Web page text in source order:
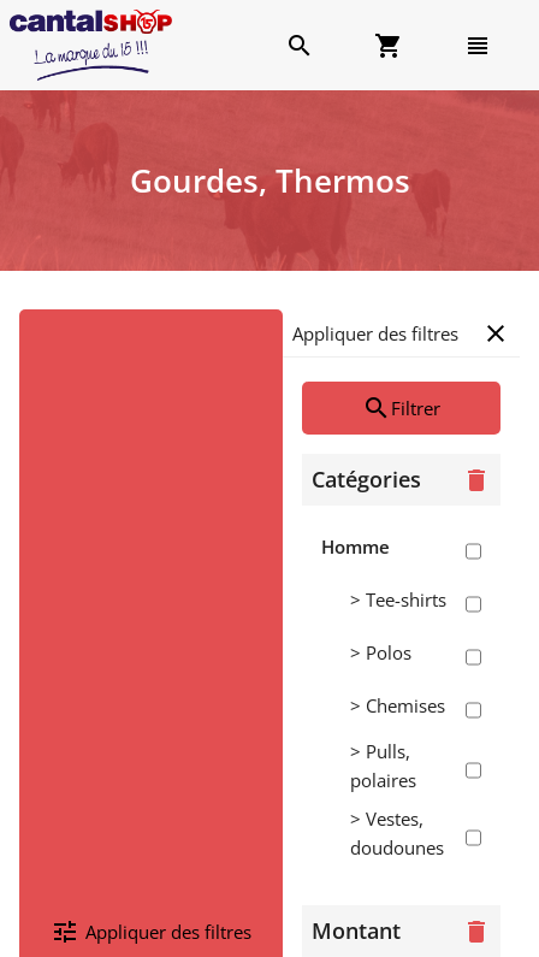
search shopping_cart view_headline
Gourdes, Thermos
tune Appliquer des filtres
Appliquer des filtres close
search Filtrer
Catégories delete
Homme
> Tee-shirts
> Polos
> Chemises
> Pulls,
polaires
> Vestes,
doudounes
jogging
Montant delete